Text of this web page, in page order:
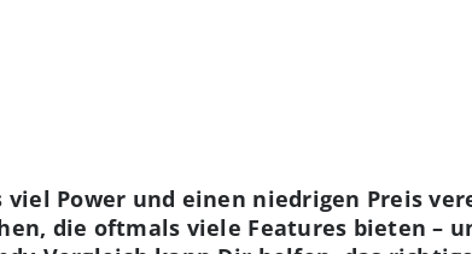
viel Power und einen niedrigen Preis
die oftmals viele Features bieten –